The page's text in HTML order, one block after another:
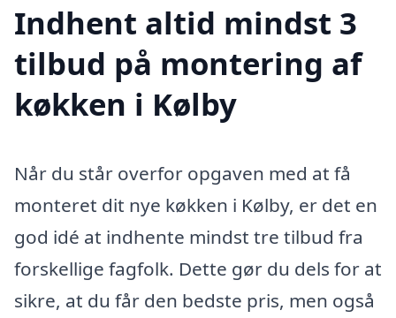
Indhent altid mindst 3
tilbud på montering af
køkken i Kølby
Når du står overfor opgaven med at få
monteret dit nye køkken i Kølby, er det en
god idé at indhente mindst tre tilbud fra
forskellige fagfolk. Dette gør du dels for at
sikre, at du får den bedste pris, men også